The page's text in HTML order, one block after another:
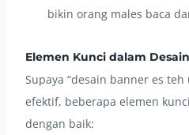
bikin orang males baca
Elemen Kunci dalam
Supaya “desain banner es
efektif, beberapa elemen
dengan baik: